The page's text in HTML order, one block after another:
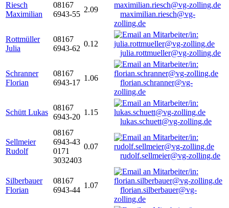
Riesch
Maximilian
08167
6943-55
2.09
maximilian.riesch@vg-
zolling.de
Rottmüller
Julia
08167
6943-62
0.12
julia.rottmueller@vg-zolling.de
Schranner
Florian
08167
6943-17
1.06
florian.schranner@vg-
zolling.de
Schütt Lukas
08167
6943-20
1.15
lukas.schuett@vg-zolling.de
Sellmeier
Rudolf
08167
6943-43
0171
3032403
0.07
rudolf.sellmeier@vg-zolling.de
Silberbauer
Florian
08167
6943-44
1.07
florian.silberbauer@vg-
zolling.de